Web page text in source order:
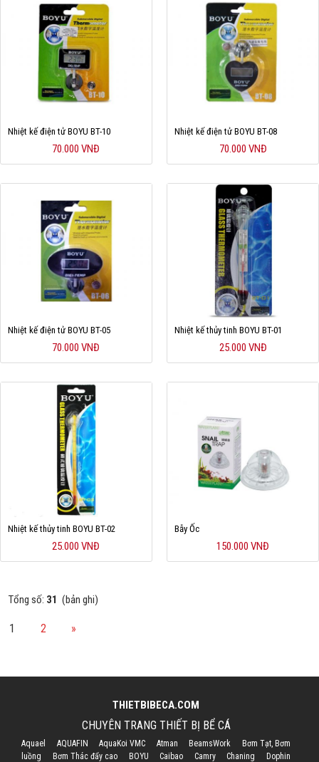
Nhiệt kế điện tử BOYU BT-10
70.000 VNĐ
Nhiệt kế điện tử BOYU BT-08
70.000 VNĐ
Nhiệt kế điện tử BOYU BT-05
70.000 VNĐ
Nhiệt kế thủy tinh BOYU BT-01
25.000 VNĐ
Nhiệt kế thủy tinh BOYU BT-02
25.000 VNĐ
Bẫy Ốc
150.000 VNĐ
Tổng số: 31 (bản ghi)
1 2 »
THIETBIBECA.COM
CHUYÊN TRANG THIẾT BỊ BỂ CÁ
Aquael AQUAFIN AquaKoi VMC Atman BeamsWork
Bơm Tạt, Bơm
luồng
Bơm Thác đẩy cao BOYU Caibao Camry Chaning
Dophin